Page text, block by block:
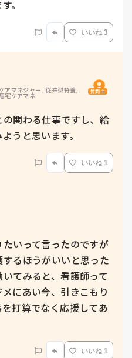
いいね 3
アマネジャー, 従来型特養,
宅ケアマネ 質問主
関わる仕事ですし、給
うと思います。
いいね 1
いって言ったのですが
るほうがいいと思った
てみると、看護師って
にあい今、引きこもり
打算でなく応援してあ
いいね 1